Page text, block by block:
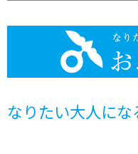
なりたい大人に